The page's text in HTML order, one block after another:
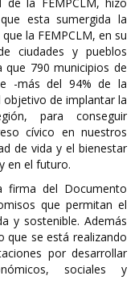
esta sumergida la
la FEMPCLM, en su
ciudades y pueblos
que 790 municipios de
-más del 94% de la
de implantar la
para conseguir
cívico en nuestros
de vida y el bienestar
en el futuro.
firma del Documento
que permitan el
y sostenible. Además
que se está realizando
por desarrollar
sociales y